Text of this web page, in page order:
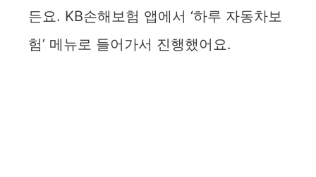
든요. KB손해보험 앱에서 ‘하루 자동차보
험’ 메뉴로 들어가서 진행했어요.